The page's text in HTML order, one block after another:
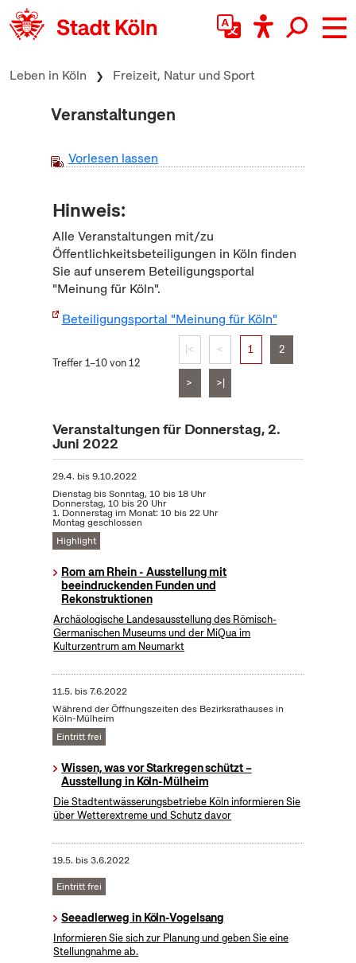
zum Inhalt springen
Leben in Köln Freizeit, Natur und Sport
Veranstaltungen
Vorlesen lassen
Hinweis:
Alle Veranstaltungen mit/zu
Öffentlichkeitsbeteiligungen in Köln finden
Sie auf unserem Beteiligungsportal
"Meinung für Köln".
Beteiligungsportal "Meinung für Köln"
Treffer 1–10 von 12
|< < 1 2
> >|
Veranstaltungen für Donnerstag, 2.
Juni 2022
29.4. bis9.10.2022
Dienstag bis Sonntag, 10 bis 18 Uhr
Donnerstag, 10 bis 20 Uhr
1. Donnerstag im Monat: 10 bis 22 Uhr
Montag geschlossen
Highlight
Rom am Rhein - Ausstellung mit
beeindruckenden Funden und
Rekonstruktionen
Archäologische Landesausstellung des Römisch-
Germanischen Museums und der MiQua im
Kulturzentrum am Neumarkt
11.5. bis7.6.2022
Während der Öffnungszeiten des Bezirksrathauses in
Köln-Mülheim
Eintritt frei
Wissen, was vor Starkregen schützt –
Ausstellung in Köln-Mülheim
Die Stadtentwässerungsbetriebe Köln informieren Sie
über Wetterextreme und Schutz davor
19.5. bis3.6.2022
Eintritt frei
Seeadlerweg in Köln-Vogelsang
Informieren Sie sich zur Planung und geben Sie eine
Stellungnahme ab.